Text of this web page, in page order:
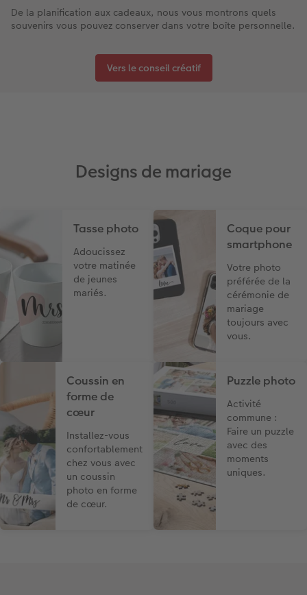
De la planification aux cadeaux, nous vous montrons quels
souvenirs vous pouvez conserver dans votre boîte personnelle.
Vers le conseil créatif
Designs de mariage
Tasse photo
Adoucissez
votre matinée
de jeunes
mariés.
Coque pour
smartphone
Votre photo
préférée de la
cérémonie de
mariage
toujours avec
vous.
Coussin en
forme de
cœur
Installez-vous
confortablement
chez vous avec
un coussin
photo en forme
de cœur.
Puzzle photo
Activité
commune :
Faire un puzzle
avec des
moments
uniques.